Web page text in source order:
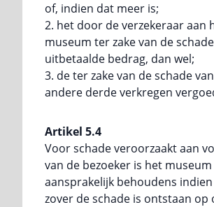
of, indien dat meer is;
het door de verzekeraar aan
museum ter zake van de schade
uitbetaalde bedrag, dan wel;
de ter zake van de schade
andere derde verkregen
Artikel 5.4
Voor schade veroorzaakt aan
van de bezoeker is het
aansprakelijk behoudens
zover de schade is ontstaan op